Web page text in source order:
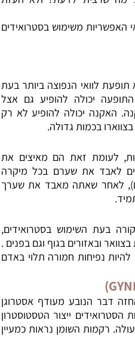
האפשריות משימוש בסטרואידים
לוואי הנפוצה ביותר בעת
התופעה יכולה להופיע גם אצל
האקנה יכולה להופיע לא רק
בכמות גדולה.
לעומת זאת הם מאיצים את
לאבד את שערם בכל מיקרה
לאחר שאתה מאבד את שערך
בעת השימוש בסטרואידים,
ובאזורים בגוף וגם בפנים .
להיות נפיחות חמורה תלוי באדם
דבר הנובע מעודף אסטרוגן
ייצור הטסטוסטרון
רקמות השומן נראות כמעיין